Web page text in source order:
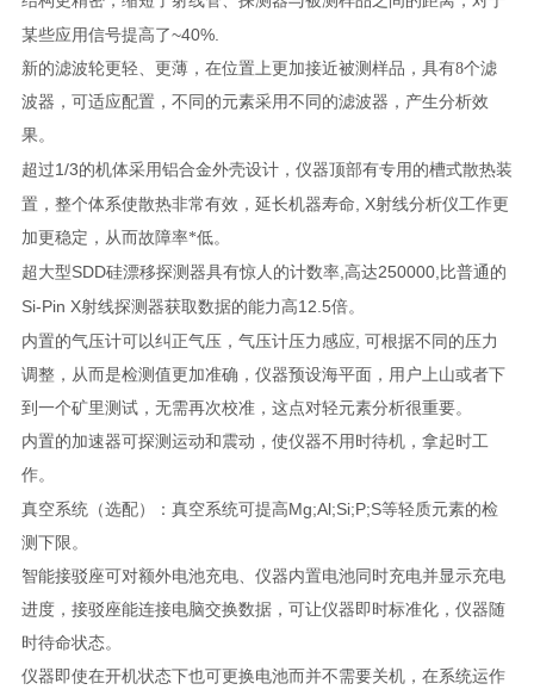
某些应用信号提高了~40%.
新的滤波轮更轻、更薄，在位置上更加接近被测样品，具有8个滤
波器，可适应配置，不同的元素采用不同的滤波器，产生分析效
果。
超过1/3的机体采用铝合金外壳设计，仪器顶部有专用的槽式散热装
置，整个体系使散热非常有效，延长机器寿命 , X射线分析仪工作更
加更稳定，从而故障率*低。
超大型SDD硅漂移探测器具有惊人的计数率, 高达250000, 比普通的
Si-Pin X射线探测器获取数据的能力高12.5倍。
内置的气压计可以纠正气压，气压计压力感应 可根据不同的压力
调整，从而是检测值更加准确，仪器预设海平面，用户上山或者下
到一个矿里测试，无需再次校准，这点对轻元素分析很重要。
内置的加速器可探测运动和震动，使仪器不用时待机，拿起时工
作。
真空系统（选配）：真空系统可提高Mg;Al;Si;P;S等轻质元素的检
测下限。
智能接驳座可对额外电池充电、仪器内置电池同时充电并显示充电
进度，接驳座能连接电脑交换数据，可让仪器即时标准化，仪器随
时待命状态。
仪器即使在开机状态下也可更换电池而并不需要关机，在系统运作